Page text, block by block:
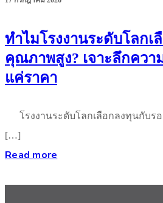
ทำไมโรงงานระดับโลกเ
คุณภาพสูง? เจาะลึกคว
แค่ราคา
โรงงานระดับโลกเลือกลงทุนกับรอ
[…]
Read more